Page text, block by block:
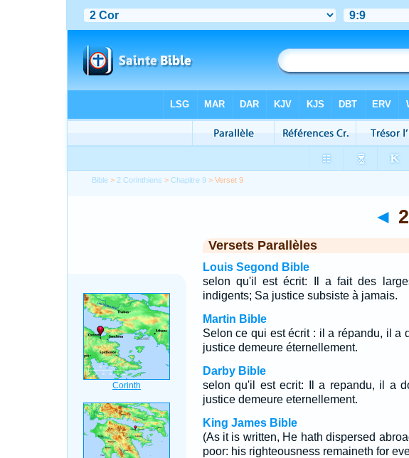
Bible > 2 Corinthiens >Chapitre 9 > Verset 9
◄
Versets Parallèles
Louis Segond Bible
selon qu'il est écrit: Il a fait des
indigents; Sa justice subsiste à jamais.
Martin Bible
Selon ce qui est écrit : il a répandu, il a
justice demeure éternellement.
Darby Bible
selon qu'il est ecrit: Il a repandu, il a
justice demeure eternellement.
King James Bible
(As it is written, He hath dispersed
poor: his righteousness remaineth for